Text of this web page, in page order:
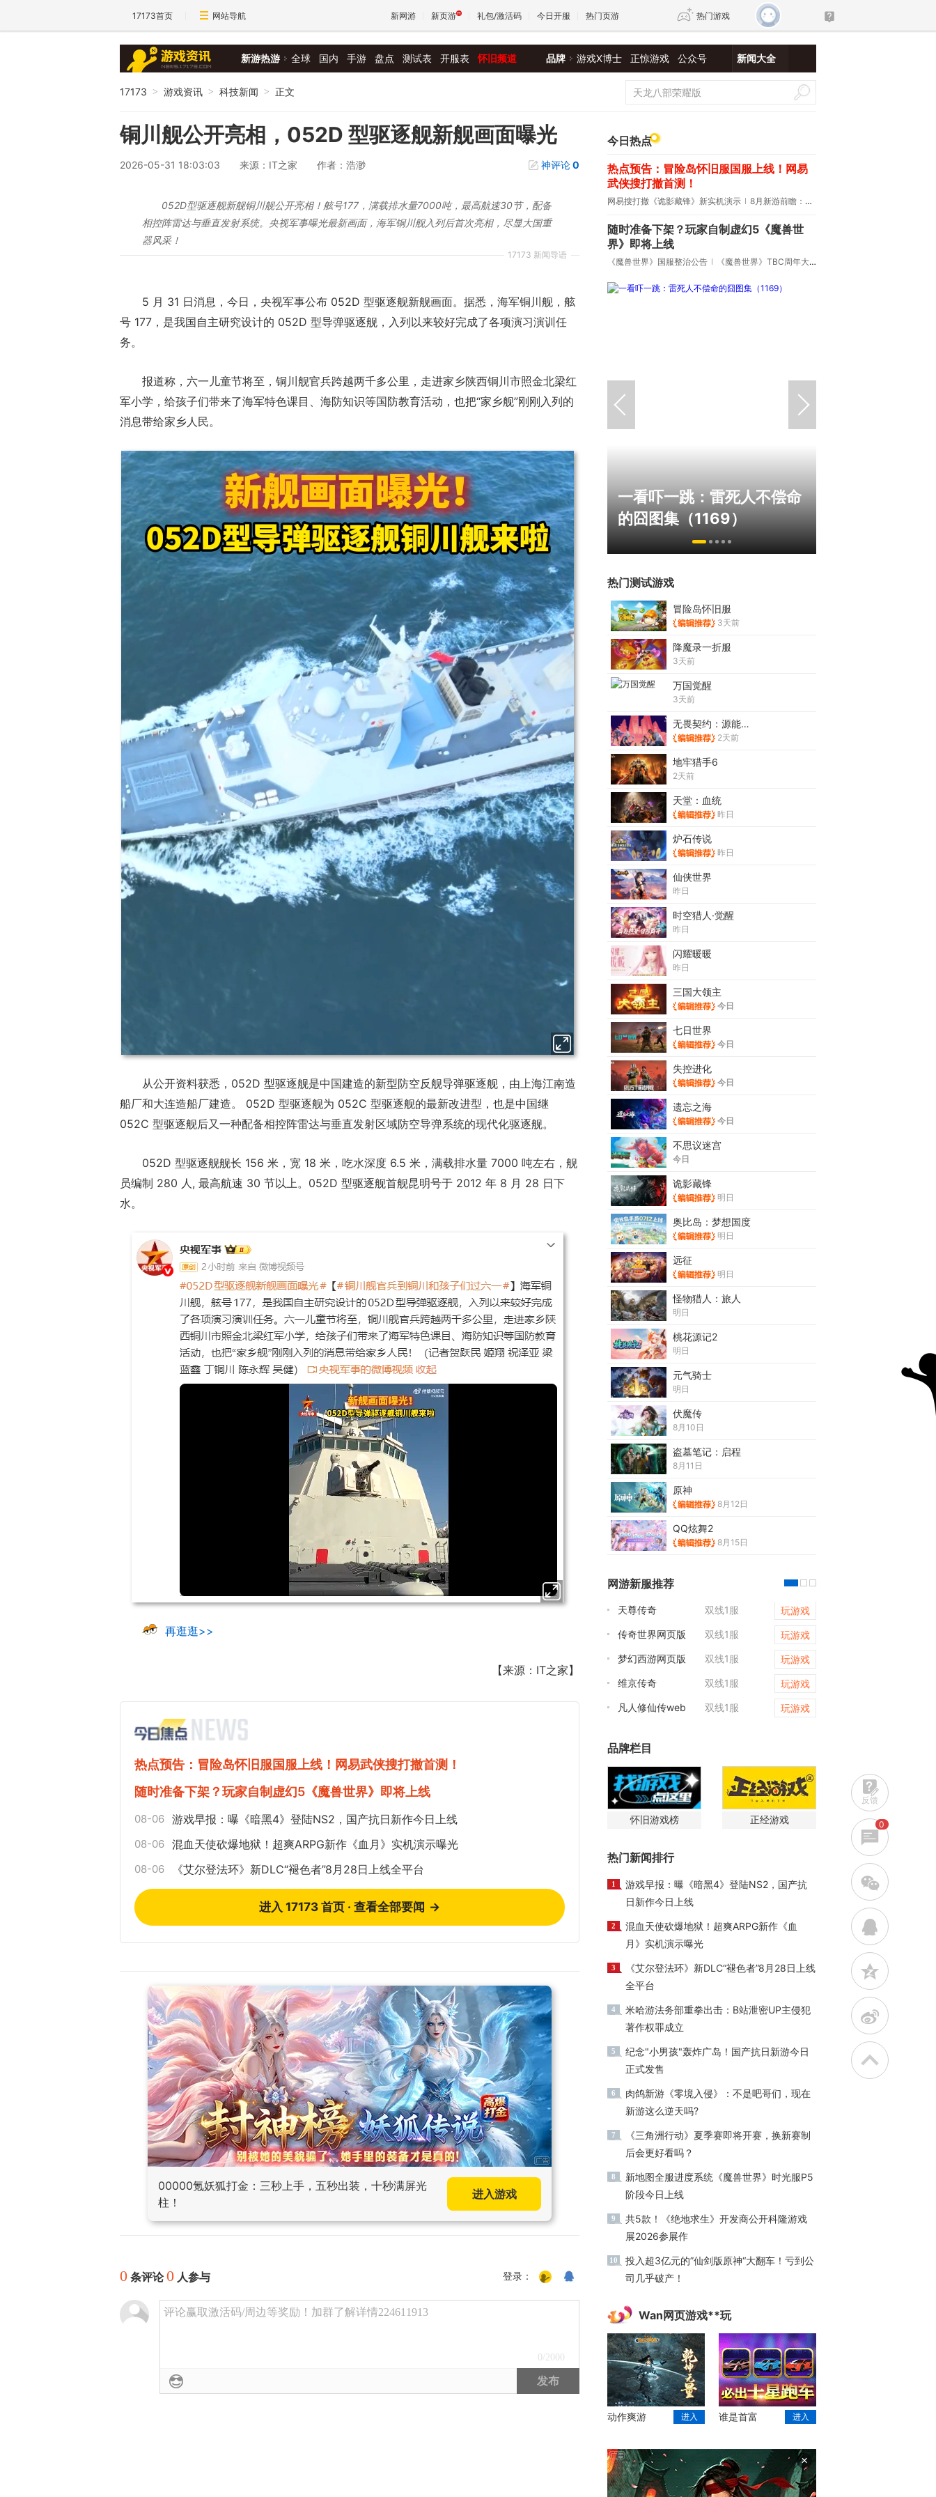
17173首页 网站导航 新网游 新页游 礼包/激活码 今日开服 热门页游 热门游戏
王权与自由 诛仙世界 新仙侠5
新游热游 全球 国内 手游 盘点 测试表 开服表 怀旧频道 品牌 游戏X博士 正惊游戏 公众号 新闻大全
17173 > 游戏资讯 > 科技新闻 > 正文
铜川舰公开亮相，052D 型驱逐舰新舰画面曝光
2026-05-31 18:03:03 来源：IT之家 作者：浩渺 神评论0
17173 新闻导语
052D型驱逐舰新舰铜川舰公开亮相！舷号177，满载排水量7000吨，最高航速30节，配备
相控阵雷达与垂直发射系统。央视军事曝光最新画面，海军铜川舰入列后首次亮相，尽显大国重
器风采！
5 月 31 日消息，今日，央视军事公布 052D 型驱逐舰新舰画面。据悉，海军铜川舰，舷
号 177，是我国自主研究设计的 052D 型导弹驱逐舰，入列以来较好完成了各项演习演训任
务。
报道称，六一儿童节将至，铜川舰官兵跨越两千多公里，走进家乡陕西铜川市照金北梁红
军小学，给孩子们带来了海军特色课目、海防知识等国防教育活动，也把“家乡舰”刚刚入列的
消息带给家乡人民。
从公开资料获悉，052D 型驱逐舰是中国建造的新型防空反舰导弹驱逐舰，由上海江南造
船厂和大连造船厂建造。 052D 型驱逐舰为 052C 型驱逐舰的最新改进型，也是中国继
052C 型驱逐舰后又一种配备相控阵雷达与垂直发射区域防空导弹系统的现代化驱逐舰。
052D 型驱逐舰舰长 156 米，宽 18 米，吃水深度 6.5 米，满载排水量 7000 吨左右，舰
员编制 280 人, 最高航速 30 节以上。052D 型驱逐舰首舰昆明号于 2012 年 8 月 28 日下
水。
再逛逛>>
【来源：IT之家】
热点预告：冒险岛怀旧服国服上线！网易武侠搜打撤首测！
随时准备下架？玩家自制虚幻5《魔兽世界》即将上线
08-06 游戏早报：曝《暗黑4》登陆NS2，国产抗日新作今日上线
08-06 混血天使砍爆地狱！超爽ARPG新作《血月》实机演示曝光
08-06 《艾尔登法环》新DLC“褪色者”8月28日上线全平台
进入 17173 首页 · 查看全部要闻 →
00000氪妖狐打金：三秒上手，五秒出装，十秒满屏光
柱！
进入游戏
0 条评论0 人参与 登录：
评论赢取激活码/周边等奖励！加群了解详情224611913
0 /2000
发布
今日热点
热点预告：冒险岛怀旧服国服上线！网易
武侠搜打撤首测！
网易搜打撤《诡影藏锋》新实机演示 8月新游前瞻：《诡秘之主》领衔
随时准备下架？玩家自制虚幻5《魔兽世
界》即将上线
《魔兽世界》国服整治公告 《魔兽世界》TBC周年大更：双经典团本回归！
ChinaJoy小姐姐精选：绝
美ShowGirl与Coser大
赏！
一看吓一跳：雷死人不偿命
的囧图集（1169）
热门测试游戏
冒险岛怀旧服
3天前
降魔录一折服
3天前
万国觉醒
3天前
无畏契约：源能行动
2天前
地牢猎手6
2天前
天堂：血统
昨日
炉石传说
昨日
仙侠世界
昨日
时空猎人·觉醒
昨日
闪耀暖暖
昨日
三国大领主
今日
七日世界
今日
失控进化
今日
遗忘之海
今日
不思议迷宫
今日
诡影藏锋
明日
奥比岛：梦想国度
明日
远征
明日
怪物猎人：旅人
明日
桃花源记2
明日
元气骑士
明日
伏魔传
8月10日
盗墓笔记：启程
8月11日
原神
8月12日
QQ炫舞2
8月15日
网游新服推荐
天尊传奇 双线1服
玩游戏
传奇世界网页版
双线1服
玩游戏
梦幻西游网页版
双线1服
玩游戏
维京传奇
双线1服
玩游戏
凡人修仙传web
双线1服 玩游戏
品牌栏目
怀旧游戏榜 正经游戏
热门新闻排行
1
游戏早报：曝《暗黑4》登陆NS2，国产抗
日新作今日上线
2
混血天使砍爆地狱！超爽ARPG新作《血
月》实机演示曝光
3
《艾尔登法环》新DLC“褪色者”8月28日上线
全平台
4
米哈游法务部重拳出击：B站泄密UP主侵犯
著作权罪成立
5
纪念"小男孩"轰炸广岛！国产抗日新游今日
正式发售
6
肉鸽新游《零境入侵》：不是吧哥们，现在
新游这么逆天吗?
7
《三角洲行动》夏季赛即将开赛，换新赛制
后会更好看吗？
8
新地图全服进度系统《魔兽世界》时光服P5
阶段今日上线
9
共5款！《绝地求生》开发商公开科隆游戏
展2026参展作
10
投入超3亿元的”仙剑版原神“大翻车！亏到公
司几乎破产！
Wan网页游戏**玩
动作爽游 进入 谁是首富 进入
×
反馈
0
w
q
z
t